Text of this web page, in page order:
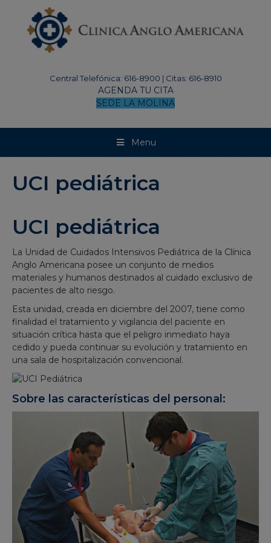
Central Telefónica: 616-8900 | Citas: 616-8910
AGENDA TU CITA
SEDE LA MOLINA
Menu
UCI pediátrica
UCI pediátrica
La Unidad de Cuidados Intensivos Pediátrica de la Clínica
Anglo Americana posee un conjunto de medios
materiales y humanos destinados al cuidado exclusivo de
pacientes de alto riesgo.
Esta unidad, creada en diciembre del 2007, tiene como
finalidad el tratamiento y vigilancia del paciente en
situación crítica hasta que el peligro inmediato haya
cedido y pueda continuar su evolución y tratamiento en
una sala de hospitalización convencional.
Sobre las características del personal: